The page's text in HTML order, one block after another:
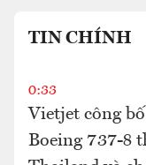
TIN CHÍNH
0:33
Vietjet công
Boeing 737-8